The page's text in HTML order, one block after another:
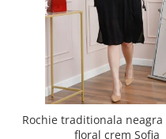
Rochie traditionala
floral crem Sofia